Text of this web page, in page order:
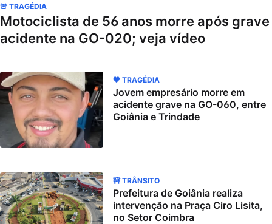
🚨 TRAGÉDIA
Motociclista de 56 anos morre após grave
acidente na GO-020; veja vídeo
🖤 TRAGÉDIA
Jovem empresário morre em
acidente grave na GO-060, entre
Goiânia e Trindade
🚧 TRÂNSITO
Prefeitura de Goiânia realiza
intervenção na Praça Ciro Lisita,
no Setor Coimbra